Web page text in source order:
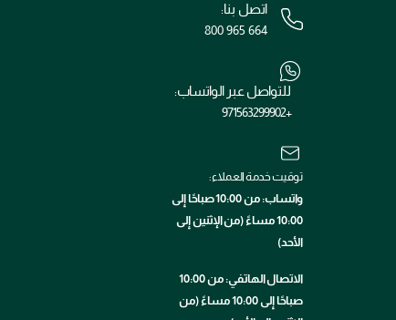
اتصل بنا:
800 965 664
للتواصل عبر الواتساب:
+971563299902
توقيت خدمة العملاء:
واتساب: من 10:00 صباحًا إلى
10:00 مساءً (من الإثنين إلى
الأحد)
الاتصال الهاتفي: من 10:00
صباحًا إلى 10:00 مساءً (من